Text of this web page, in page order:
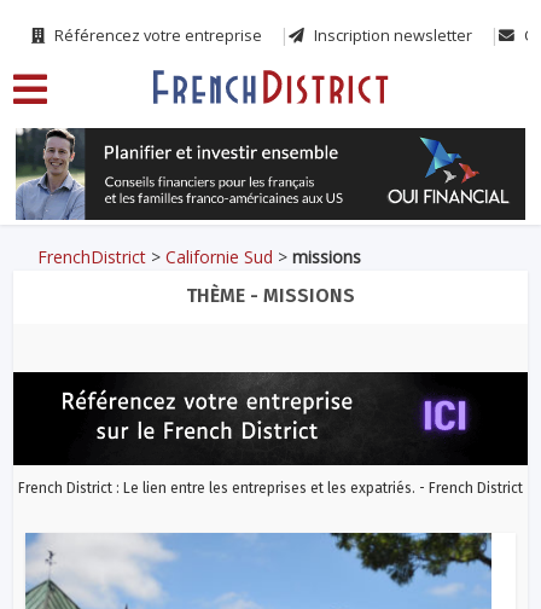
Référencez votre entreprise Inscription newsletter
FrenchDistrict >Californie Sud >missions
THÈME - MISSIONS
French District : Le lien entre les entreprises et les expatriés. - French District